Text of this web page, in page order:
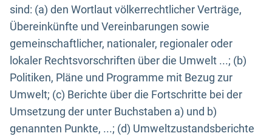
sind: (a) den Wortlaut völkerrechtlicher Verträge,
Übereinkünfte und Vereinbarungen sowie
gemeinschaftlicher, nationaler, regionaler oder
lokaler Rechtsvorschriften über die Umwelt ...; (b)
Politiken, Pläne und Programme mit Bezug zur
Umwelt; (c) Berichte über die Fortschritte bei der
Umsetzung der unter Buchstaben a) und b)
genannten Punkte, ...; (d) Umweltzustandsberichte